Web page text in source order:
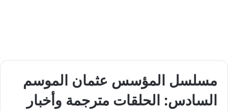
مسلسل المؤسس عثمان الموسم
السادس: الحلقات مترجمة وأخبار